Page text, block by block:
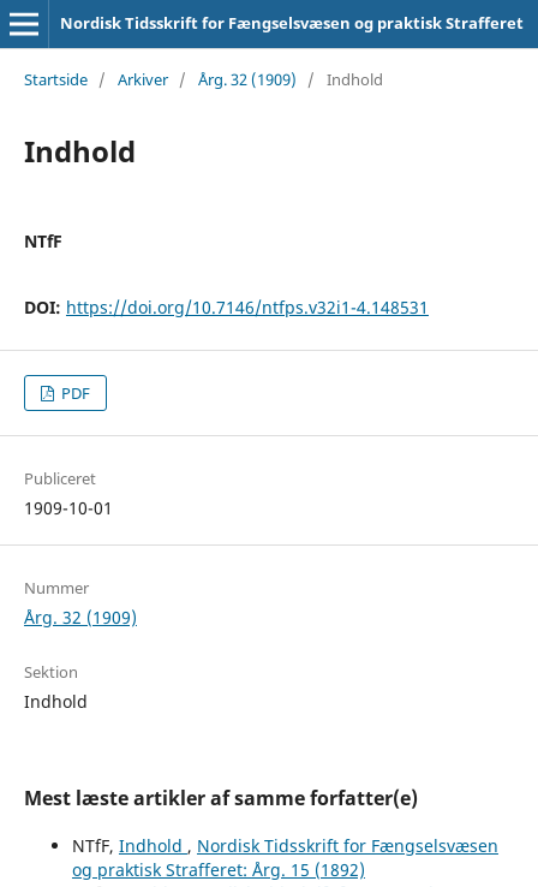
Nordisk Tidsskrift for Fængselsvæsen og praktisk Strafferet
Startside / Arkiver / Årg. 32 (1909) / Indhold
Indhold
NTfF
DOI: https://doi.org/10.7146/ntfps.v32i1-4.148531
PDF
Publiceret
1909-10-01
Nummer
Årg. 32 (1909)
Sektion
Indhold
Mest læste artikler af samme forfatter(e)
NTfF, Indhold , Nordisk Tidsskrift for Fængselsvæsen
og praktisk Strafferet: Årg. 15 (1892)